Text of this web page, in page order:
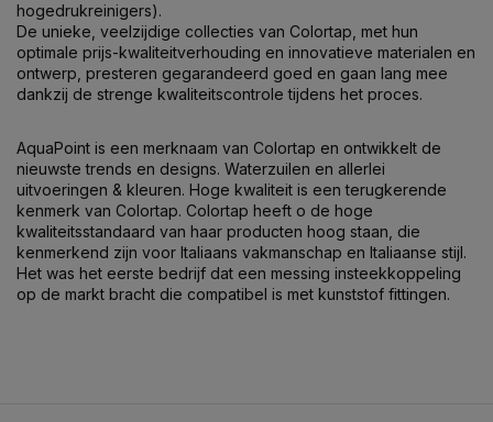
hogedrukreinigers).
De unieke, veelzijdige collecties van Colortap, met hun
optimale prijs-kwaliteitverhouding en innovatieve materialen en
ontwerp, presteren gegarandeerd goed en gaan lang mee
dankzij de strenge kwaliteitscontrole tijdens het proces.
AquaPoint is een merknaam van Colortap en ontwikkelt de
nieuwste trends en designs. Waterzuilen en allerlei
uitvoeringen & kleuren. Hoge kwaliteit is een terugkerende
kenmerk van Colortap. Colortap heeft o de hoge
kwaliteitsstandaard van haar producten hoog staan, die
kenmerkend zijn voor Italiaans vakmanschap en Italiaanse stijl.
Het was het eerste bedrijf dat een messing insteekkoppeling
op de markt bracht die compatibel is met kunststof fittingen.